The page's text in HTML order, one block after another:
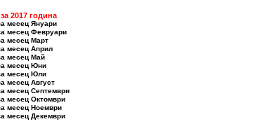
2017 година
месец Януари
месец Февруари
месец Март
месец Април
месец Май
месец Юни
месец Юли
месец Август
месец Септември
месец Октомври
месец Ноември
месец Декември